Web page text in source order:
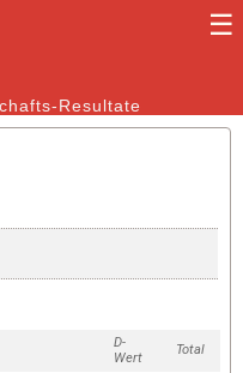
☰
FrauenResultate
D-
Wert
Total